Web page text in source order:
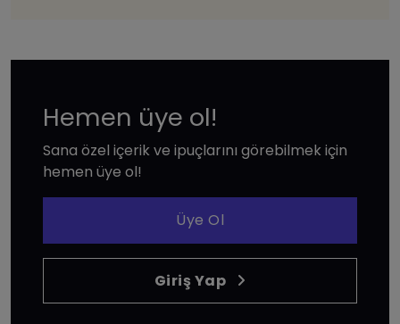
Hemen üye ol!
Sana özel içerik ve ipuçlarını görebilmek için
hemen üye ol!
Üye Ol
Giriş Yap